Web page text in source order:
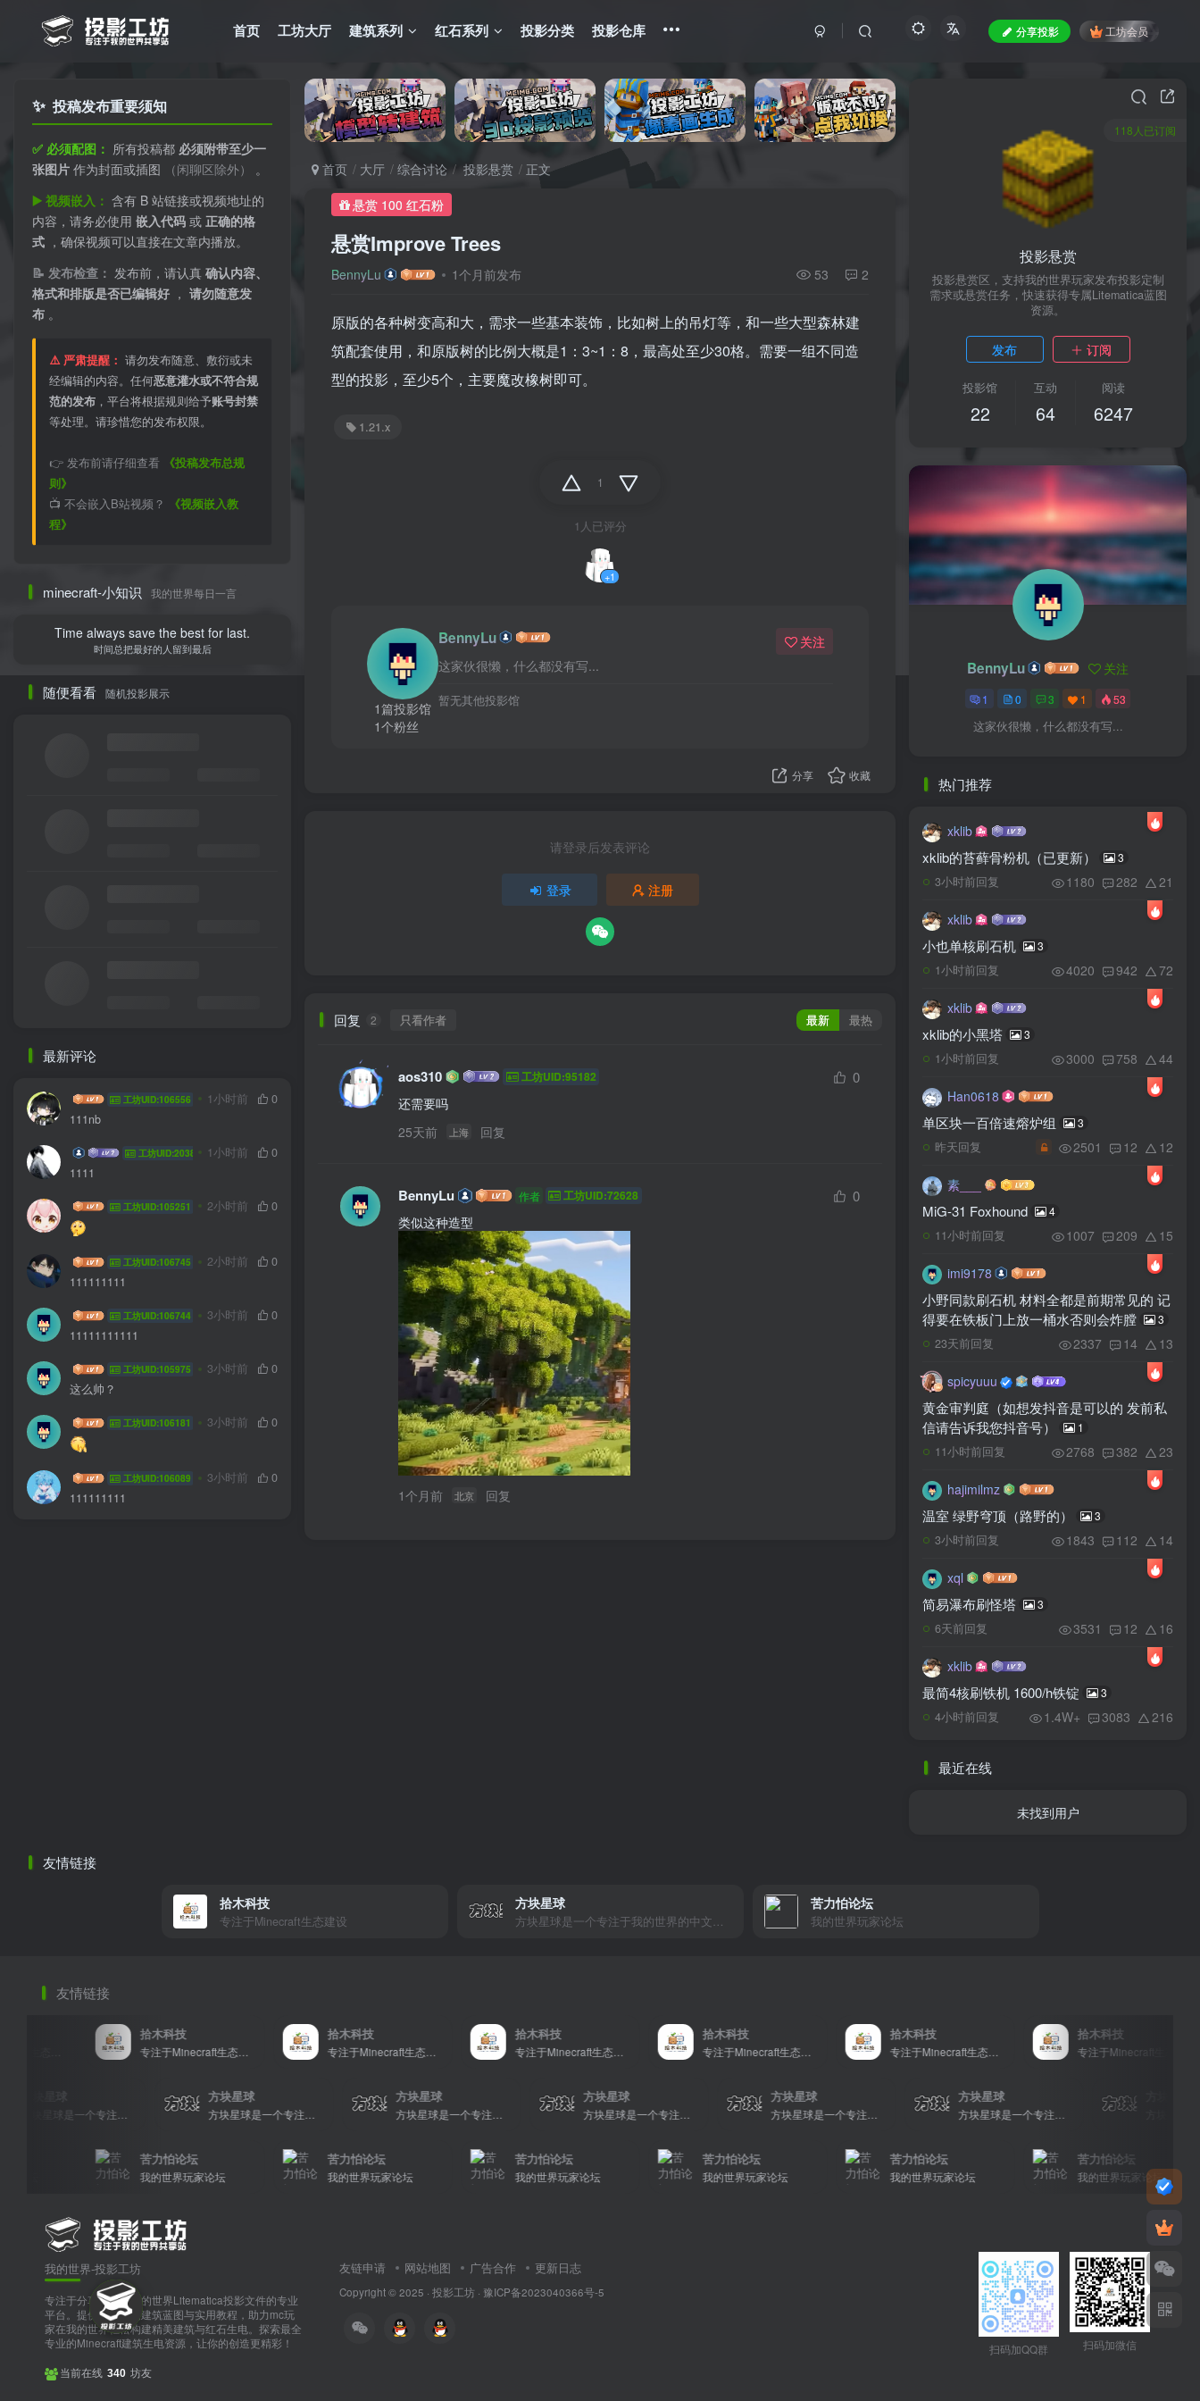
首页 工坊大厅 建筑系列 红石系列 投影分类 投影仓库 分享投影 工坊会员
✨ 投稿发布重要须知
✅ 必须配图： 所有投稿都 必须附带至少一
张图片 作为封面或插图 （闲聊区除外） 。
▶️ 视频嵌入： 含有 B 站链接或视频地址的
内容，请务必使用 嵌入代码 或 正确的格
式 ，确保视频可以直接在文章内播放。
📝 发布检查： 发布前，请认真 确认内容、
格式和排版是否已编辑好 ， 请勿随意发
布 。
⚠️ 严肃提醒： 请勿发布随意、敷衍或未
经编辑的内容。任何恶意灌水或不符合规
范的发布 ，平台将根据规则给予账号封禁
等处理。请珍惜您的发布权限。
👉 发布前请仔细查看 《投稿发布总规
则》
📺 不会嵌入B站视频？
《视频嵌入教
程》
minecraft-小知识 我的世界每日一言
Time always save the best for last.
时间总把最好的人留到最后
随便看看 随机投影展示
最新评论
yanyu778工坊UID:106556 1小时前
0
111nb
飞翔的菜鸟 工坊UID:20385 1小时前
0
1111
sdsdsdzz工坊UID:105251 2小时前 0
zfxgsdfgvsz工坊UID:106745 2小时前
0
111111111
YuDouFuu工坊UID:106744 3小时前
0
11111111111
longqil 工坊UID:105975 3小时前
0
这么帅？
林间扰星眠工坊UID:106181 3小时前 0
饭饭不再思旧工坊UID:106089 3小时前
0
111111111
首页 大厅 综合讨论 投影悬赏
正文
悬赏 100 红石粉
悬赏Improve Trees
BennyLu 1个月前发布 53 2
原版的各种树变高和大，需求一些基本装饰，比如树上的吊灯等，和一些大型森林建
筑配套使用，和原版树的比例大概是1：3~1：8，最高处至少30格。需要一组不同造
型的投影，至少5个，主要魔改橡树即可。
1.21.x
1
1人已评分
+1
1篇投影馆
1个粉丝
BennyLu
这家伙很懒，什么都没有写...
关注
暂无其他投影馆
分享 收藏
请登录后发表评论
登录 注册
回复 2 只看作者 最新 最热
aos310 工坊UID:95182 0
还需要吗
25天前
上海 回复
BennyLu 作者 工坊UID:72628 0
类似这种造型
1个月前 北京 回复
118人已订阅
投影悬赏
投影悬赏区，支持我的世界玩家发布投影定制
需求或悬赏任务，快速获得专属Litematica蓝图
资源。
发布 订阅
投影馆
22
互动
64
阅读
6247
BennyLu 关注
1 0 3 1 53
这家伙很懒，什么都没有写...
热门推荐
xklib
xklib的苔藓骨粉机（已更新） 3
3小时前回复 1180 282 21
xklib
小也单核刷石机 3
1小时前回复 4020 942 72
xklib
xklib的小黑塔 3
1小时前回复 3000 758 44
Han0618
单区块一百倍速熔炉组 3
昨天回复 2501 12 12
素___
MiG-31 Foxhound 4
11小时前回复 1007 209 15
imi9178
小野同款刷石机 材料全都是前期常见的 记
得要在铁板门上放一桶水否则会炸膛
3
23天前回复 2337 14 13
spicyuuu
黄金审判庭（如想发抖音是可以的 发前私
信请告诉我您抖音号）
1
11小时前回复 2768 382 23
hajimilmz
温室 绿野穹顶（路野的） 3
3小时前回复 1843 112 14
xql
简易瀑布刷怪塔 3
6天前回复 3531 12 16
xklib
最简4核刷铁机 1600/h铁锭 3
4小时前回复 1.4W+ 3083 216
最近在线
未找到用户
友情链接
拾木科技
专注于Minecraft生态建设
方块星球
方块星球是一个专注于我的世界的中文论坛，提供丰富的资源分享、玩家交流和创意展示，包括地图、皮肤、数据包等内容，打造Minecraft玩家的专属社区乐园！
苦力怕论坛
我的世界玩家论坛
友情链接
拾木科技
专注于Minecraft生态建设
拾木科技
专注于Minecraft生态建设
拾木科技
专注于Minecraft生态建设
拾木科技
专注于Minecraft生态建设
拾木科技
专注于Minecraft生态建设
拾木科技
方块星球 方块星球 方块星球 方块星球 方块星球
苦力怕论坛
我的世界玩家论坛
苦力怕论坛
我的世界玩家论坛
苦力怕论坛
我的世界玩家论坛
苦力怕论坛
我的世界玩家论坛
苦力怕论坛
我的世界玩家论坛
苦力怕论坛
我的世界玩家论坛
我的世界-投影工坊
专注于分享和下载我的世界Litematica投影文件的专业
平台。提供多样化的建筑蓝图与实用教程，助力mc玩
家在我的世界轻松构建精美建筑与红石生电。探索最全
专业的Minecraft建筑生电资源，让你的创造更精彩！
当前在线 340 坊友
友链申请 网站地图 广告合作 更新日志
Copyright © 2025 · 投影工坊 · 豫ICP备2023040366号-5
扫码加QQ群 扫码加微信